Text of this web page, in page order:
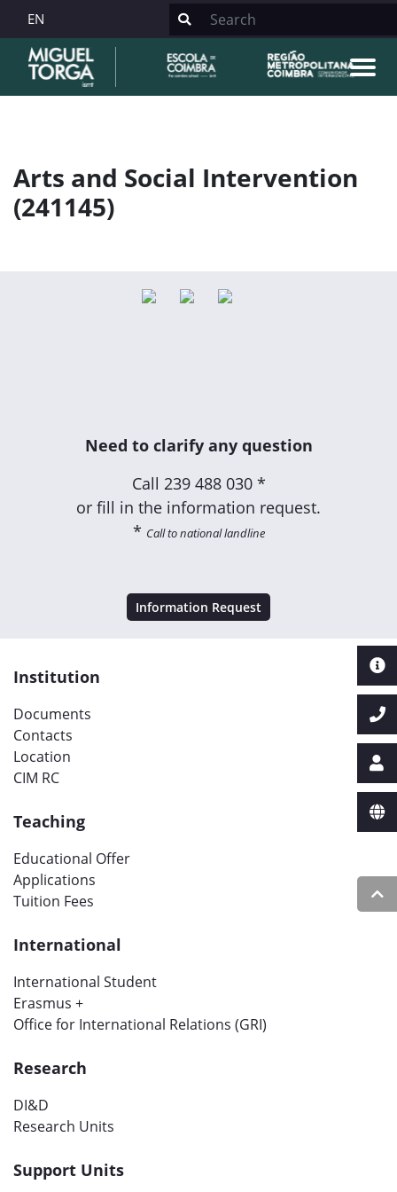
EN
Arts and Social Intervention
(241145)
Need to clarify any question
Call 239 488 030 *
or fill in the information request.
* Call to national landline
Information Request
Institution
Documents
Contacts
Location
CIM RC
Teaching
Educational Offer
Applications
Tuition Fees
International
International Student
Erasmus +
Office for International Relations (GRI)
Research
DI&D
Research Units
Support Units